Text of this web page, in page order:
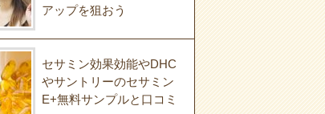
アップを狙おう
セサミン効果効能やDHC
やサントリーのセサミン
E+無料サンプルと口コミ